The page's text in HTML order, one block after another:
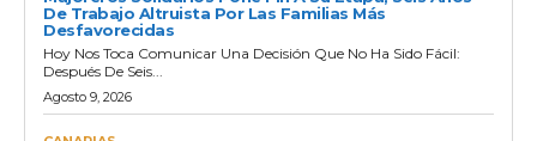
De Trabajo Altruista Por Las Familias Más
Desfavorecidas
Hoy Nos Toca Comunicar Una Decisión Que No Ha Sido Fácil:
Después De Seis...
Agosto 9, 2026